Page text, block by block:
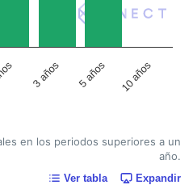
3 años 5 años 10 años
en los periodos superiores a un
año.
Ver tabla Expandir